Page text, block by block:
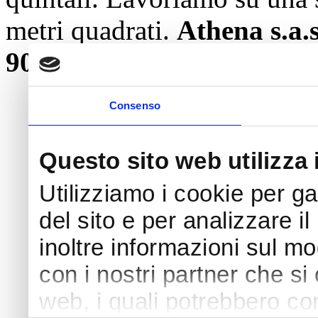
Consenso
Questo sito web utilizza
Utilizziamo i cookie per
del sito e per analizzare
inoltre informazioni sul
con i nostri partner che
web, i quali potrebbero
metri quadrati. Athena
9001:2008